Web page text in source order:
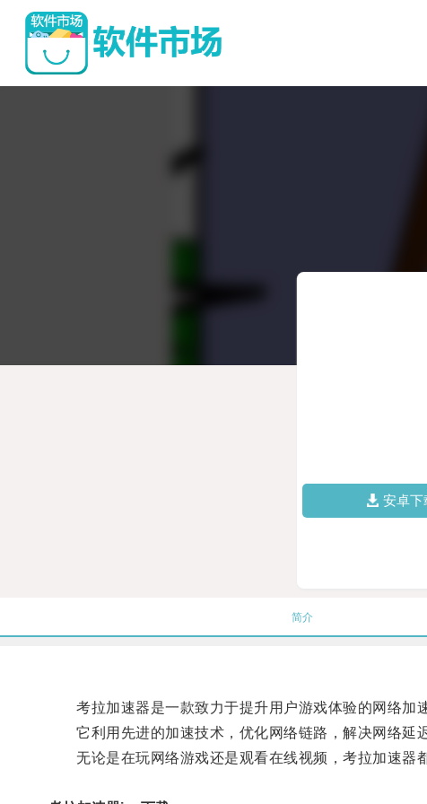
安卓下
简介
考拉加速器是一款致力于提升用户游戏体验的网络加速
它利用先进的加速技术，优化网络链路，解决网络延迟
无论是在玩网络游戏还是观看在线视频，考拉加速器